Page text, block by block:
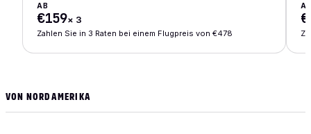
AB
€159× 3
Zahlen Sie in 3 Raten bei einem Flugpreis von €478
VON NORDAMERIKA